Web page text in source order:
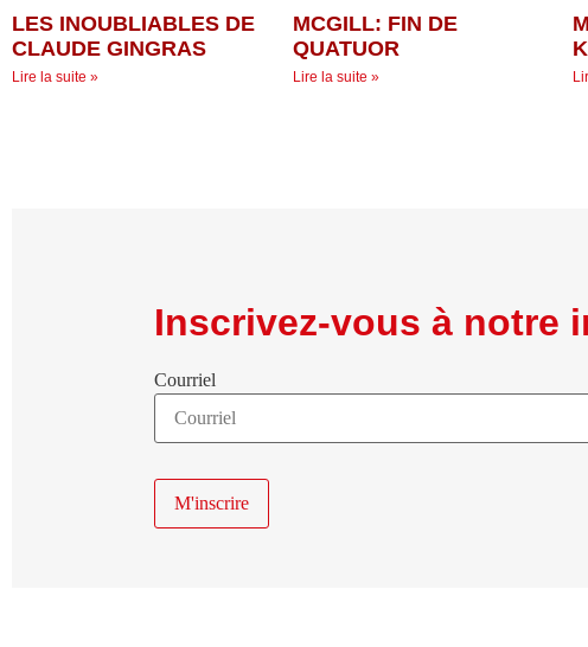
LES INOUBLIABLES DE
CLAUDE GINGRAS
Lire la suite »
MCGILL: FIN DE
QUATUOR
Lire la suite »
Inscrivez-vous à notre
Courriel